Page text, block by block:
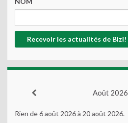
Août 2026
Rien de 6 août 2026 à 20 août 2026.